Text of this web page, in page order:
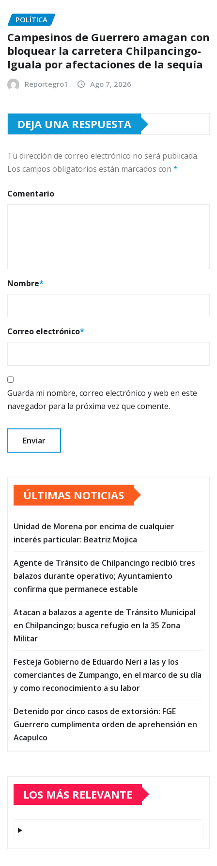
POLÍTICA
Campesinos de Guerrero amagan con
bloquear la carretera Chilpancingo-
Iguala por afectaciones de la sequía
Reportegro1 Ago 7, 2026
DEJA UNA RESPUESTA
Tu dirección de correo electrónico no será publicada.
Los campos obligatorios están marcados con *
Comentario
Nombre*
Correo electrónico*
Guarda mi nombre, correo electrónico y web en este
navegador para la próxima vez que comente.
ÚLTIMAS NOTICIAS
Unidad de Morena por encima de cualquier
interés particular: Beatriz Mojica
Agente de Tránsito de Chilpancingo recibió tres
balazos durante operativo; Ayuntamiento
confirma que permanece estable
Atacan a balazos a agente de Tránsito Municipal
en Chilpancingo; busca refugio en la 35 Zona
Militar
Festeja Gobierno de Eduardo Neri a las y los
comerciantes de Zumpango, en el marco de su día
y como reconocimiento a su labor
Detenido por cinco casos de extorsión: FGE
Guerrero cumplimenta orden de aprehensión en
Acapulco
LOS MÁS RELEVANTE